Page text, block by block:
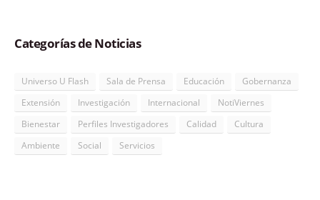
Categorías de Noticias
Universo U Flash Sala de Prensa Educación
Gobernanza
Extensión
Investigación Internacional
NotiViernes
Bienestar
Perfiles Investigadores Calidad
Cultura
Ambiente
Social Servicios